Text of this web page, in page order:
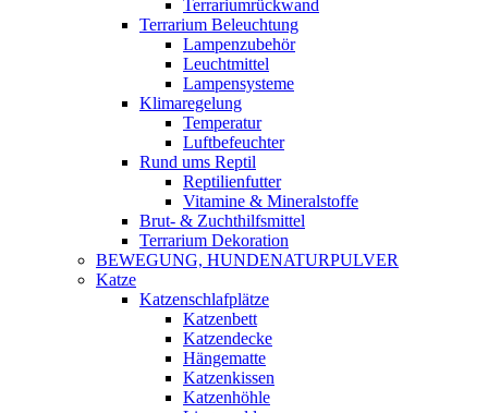
Terrariumrückwand
Terrarium Beleuchtung
Lampenzubehör
Leuchtmittel
Lampensysteme
Klimaregelung
Temperatur
Luftbefeuchter
Rund ums Reptil
Reptilienfutter
Vitamine & Mineralstoffe
Brut- & Zuchthilfsmittel
Terrarium Dekoration
BEWEGUNG, HUNDENATURPULVER
Katze
Katzenschlafplätze
Katzenbett
Katzendecke
Hängematte
Katzenkissen
Katzenhöhle